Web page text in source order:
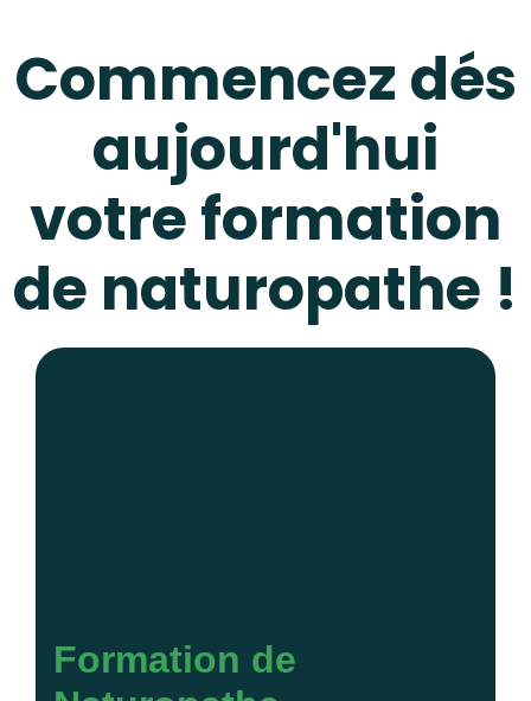
Commencez dés
aujourd'hui
votre formation
de naturopathe !
Formation de